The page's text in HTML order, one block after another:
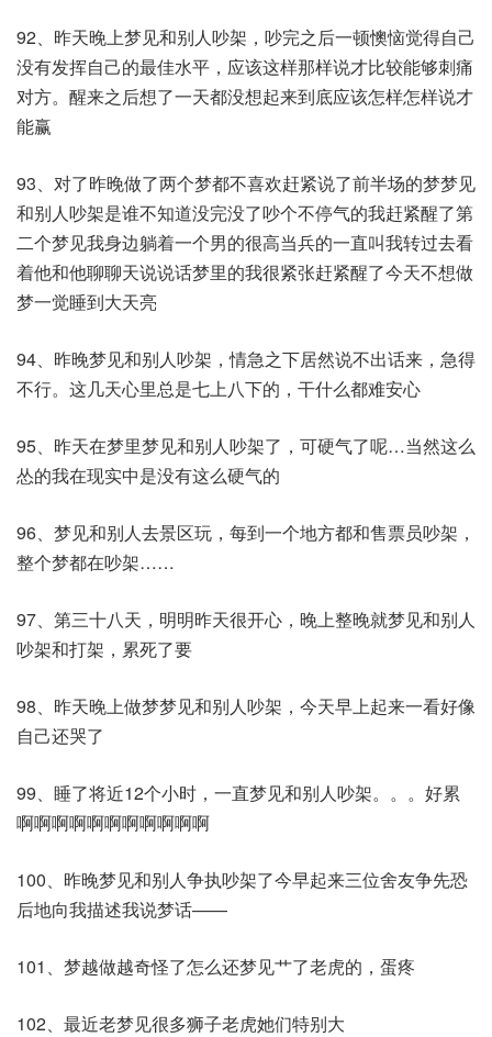
92、昨天晚上梦见和别人吵架，吵完之后一顿懊恼觉得自己
没有发挥自己的最佳水平，应该这样那样说才比较能够刺痛
对方。醒来之后想了一天都没想起来到底应该怎样怎样说才
能赢
93、对了昨晚做了两个梦都不喜欢赶紧说了前半场的梦梦见
和别人吵架是谁不知道没完没了吵个不停气的我赶紧醒了第
二个梦见我身边躺着一个男的很高当兵的一直叫我转过去看
着他和他聊聊天说说话梦里的我很紧张赶紧醒了今天不想做
梦一觉睡到大天亮
94、昨晚梦见和别人吵架，情急之下居然说不出话来，急得
不行。这几天心里总是七上八下的，干什么都难安心
95、昨天在梦里梦见和别人吵架了，可硬气了呢…当然这么
怂的我在现实中是没有这么硬气的
96、梦见和别人去景区玩，每到一个地方都和售票员吵架，
整个梦都在吵架……​
97、第三十八天，明明昨天很开心，晚上整晚就梦见和别人
吵架和打架，累死了要
98、昨天晚上做梦梦见和别人吵架，今天早上起来一看好像
自己还哭了
99、睡了将近12个小时，一直梦见和别人吵架。。。好累
啊啊啊啊啊啊啊啊啊啊啊​
100、昨晚梦见和别人争执吵架了今早起来三位舍友争先恐
后地向我描述我说梦话——
101、梦越做越奇怪了怎么还梦见艹了老虎的，蛋疼​
102、最近老梦见很多狮子老虎她们特别大​